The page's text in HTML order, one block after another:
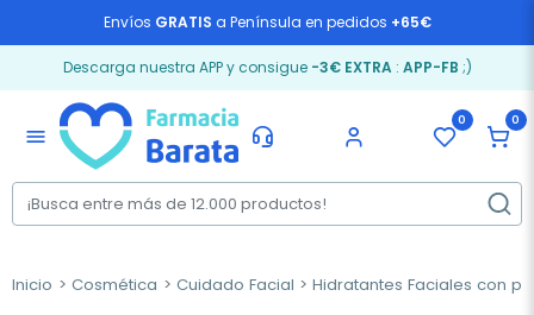
Envíos GRATIS a Península en pedidos +65€
Descarga nuestra APP y consigue -3€ EXTRA: APP-FB ;)
menu
0 0
Inicio Cosmética Cuidado Facial Hidratantes Faciales con